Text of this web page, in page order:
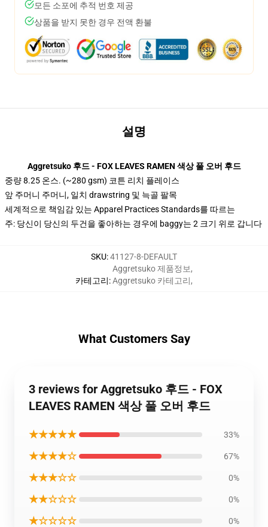
모든 소포에 추적 번호 제공
상품을 받지 못한 경우 전액 환불
설명
Aggretsuko 후드 - FOX LEAVES RAMEN 색상 풀 오버 후드
중량 8.25 온스. (~280 gsm) 코튼 리치 플레이스
앞 주머니 주머니, 일치 drawstring 및 늑골 팔목
세계적으로 책임감 있는 Apparel Practices Standards를 따르는
주: 당신이 당신의 두건을 좋아하는 경우에 baggy는 2 크기 위로 갑니다
SKU:41127-8-DEFAULT
카테고리:
Aggretsuko 제품정보,
Aggretsuko 카테고리,
What Customers Say
3 reviews for Aggretsuko 후드 - FOX
LEAVES RAMEN 색상 풀 오버 후드
★★★★★ 33%
★★★★☆ 67%
★★★☆☆ 0%
★★☆☆☆ 0%
★☆☆☆☆ 0%